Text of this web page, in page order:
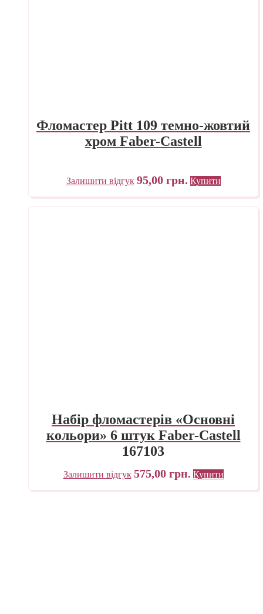
Фломастер Pitt 109 темно-жовтий
хром Faber-Castell
Залишити відгук 95,00 грн. Купити
Набір фломастерів «Основні
кольори» 6 штук Faber-Castell
167103
Залишити відгук 575,00 грн. Купити